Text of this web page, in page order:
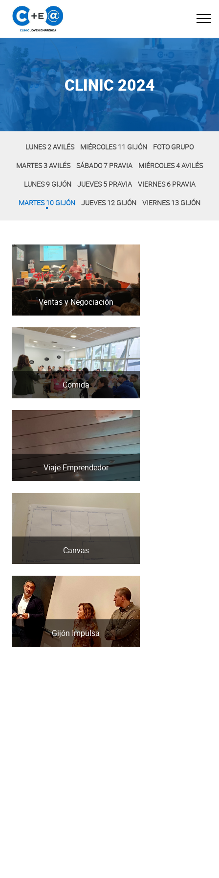
CLINIC 2024
LUNES 2 AVILÉS MIÉRCOLES 11 GIJÓN
FOTO GRUPO
MARTES 3 AVILÉS
SÁBADO 7 PRAVIA
MIÉRCOLES 4 AVILÉS
LUNES 9 GIJÓN
JUEVES 5 PRAVIA
VIERNES 6 PRAVIA
MARTES 10 GIJÓN
JUEVES 12 GIJÓN VIERNES 13 GIJÓN
Ventas y Negociación
Comida
Viaje Emprendedor
Canvas
Gijón Impulsa